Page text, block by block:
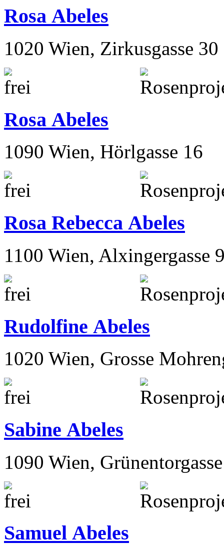
Rosa Abeles
1020 Wien, Zirkusgasse 30
Rosa Abeles
1090 Wien, Hörlgasse 16
Rosa Rebecca Abeles
1100 Wien, Alxingergasse
Rudolfine Abeles
1020 Wien, Grosse
Sabine Abeles
1090 Wien,
Samuel Abeles